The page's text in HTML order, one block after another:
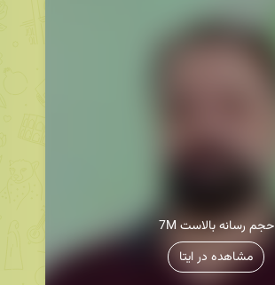
7M حجم رسانه بالاست
مشاهده در ایتا